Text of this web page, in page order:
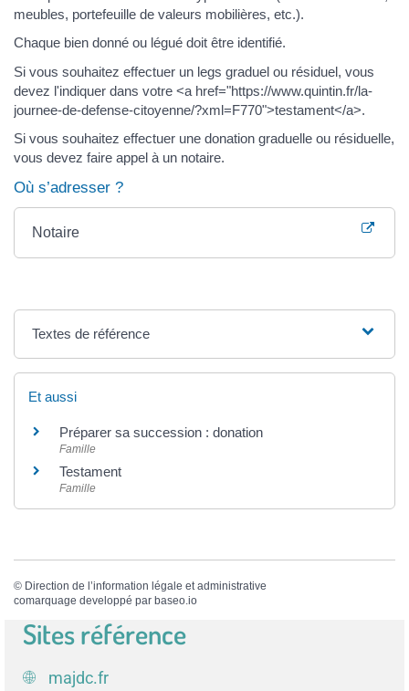
meubles, portefeuille de valeurs mobilières, etc.).
Chaque bien donné ou légué doit être identifié.
Si vous souhaitez effectuer un legs graduel ou résiduel, vous
devez l'indiquer dans votre <a href="https://www.quintin.fr/la-
journee-de-defense-citoyenne/?xml=F770">testament</a>.
Si vous souhaitez effectuer une donation graduelle ou résiduelle,
vous devez faire appel à un notaire.
Où s’adresser ?
Notaire
Textes de référence
Et aussi
Préparer sa succession : donation
Famille
Testament
Famille
© Direction de l’information légale et administrative
comarquage developpé par baseo.io
Sites référence
majdc.fr